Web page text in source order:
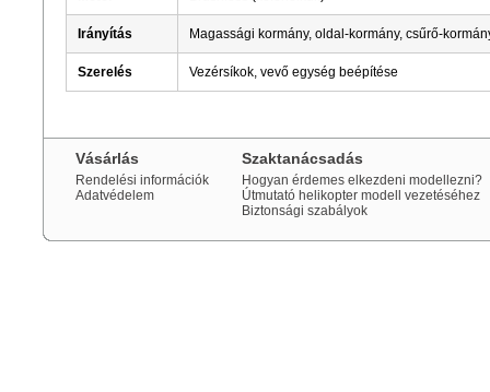
Irányítás Magassági kormány, oldal-kormány, csűrő-
Szerelés Vezérsíkok, vevő egység beépítése
Vásárlás
Rendelési információk
Adatvédelem
Szaktanácsadás
Hogyan érdemes elkezdeni modellezni?
Útmutató helikopter modell vezetéséhez
Biztonsági szabályok